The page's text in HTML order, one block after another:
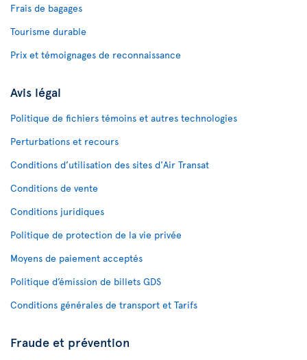
Frais de bagages
Tourisme durable
Prix et témoignages de reconnaissance
Avis légal
Politique de fichiers témoins et autres technologies
Perturbations et recours
Conditions d’utilisation des sites d'Air Transat
Conditions de vente
Conditions juridiques
Politique de protection de la vie privée
Moyens de paiement acceptés
Politique d’émission de billets GDS
Conditions générales de transport et Tarifs
Fraude et prévention